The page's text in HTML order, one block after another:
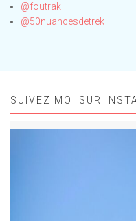
@foutrak
@50nuancesdetrek
SUIVEZ MOI SUR